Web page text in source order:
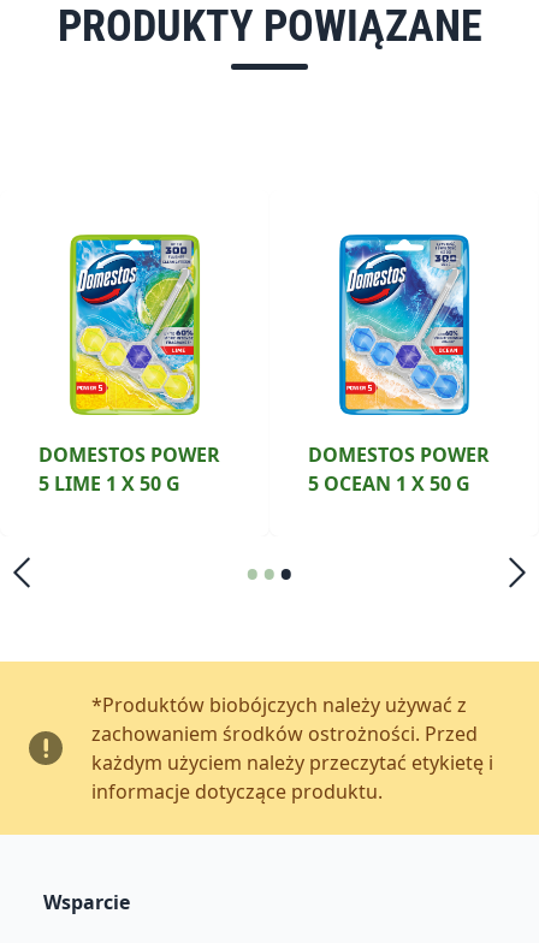
PRODUKTY POWIĄZANE
DOMESTOS POWER
5 LIME 1 X 50 G
DOMESTOS POWER
5 OCEAN 1 X 50 G
•••
*Produktów biobójczych należy używać z
zachowaniem środków ostrożności. Przed
każdym użyciem należy przeczytać etykietę i
informacje dotyczące produktu.
Wsparcie